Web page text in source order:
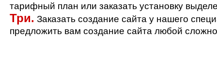
тарифный план или заказать установку
Три. Заказать создание сайта у нашего
предложить вам создание сайта любой